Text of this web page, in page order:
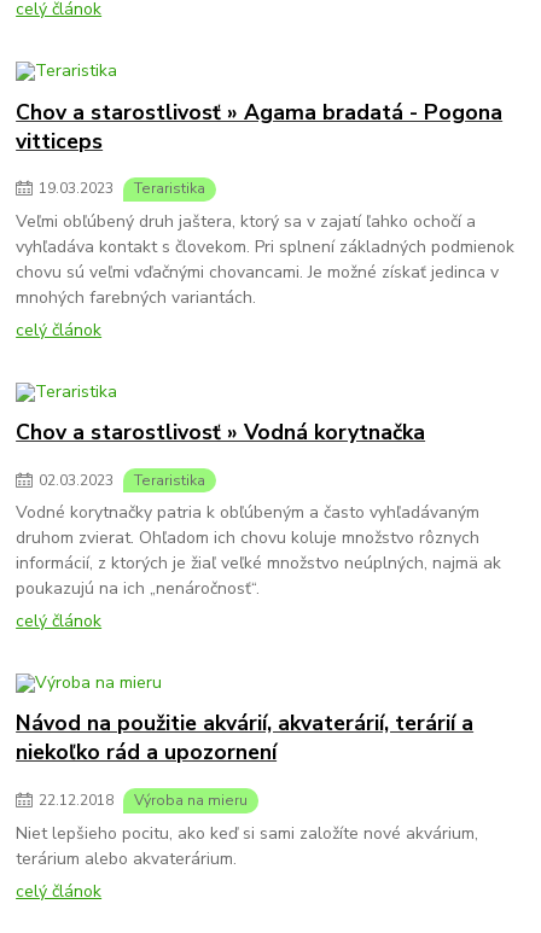
celý článok
Chov a starostlivosť » Agama bradatá - Pogona
vitticeps
19.03.2023 Teraristika
Veľmi obľúbený druh jaštera, ktorý sa v zajatí ľahko ochočí a
vyhľadáva kontakt s človekom. Pri splnení základných podmienok
chovu sú veľmi vďačnými chovancami. Je možné získať jedinca v
mnohých farebných variantách.
celý článok
Chov a starostlivosť » Vodná korytnačka
02.03.2023 Teraristika
Vodné korytnačky patria k obľúbeným a často vyhľadávaným
druhom zvierat. Ohľadom ich chovu koluje množstvo rôznych
informácií, z ktorých je žiaľ veľké množstvo neúplných, najmä ak
poukazujú na ich „nenáročnosť“.
celý článok
Návod na použitie akvárií, akvaterárií, terárií a
niekoľko rád a upozornení
22.12.2018 Výroba na mieru
Niet lepšieho pocitu, ako keď si sami založíte nové akvárium,
terárium alebo akvaterárium.
celý článok